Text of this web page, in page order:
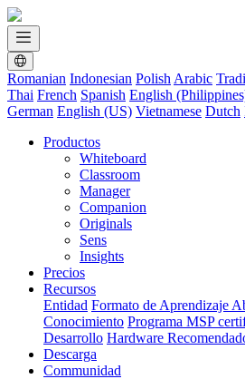
Romanian Indonesian Polish Arabic
Thai French Spanish English
German English (US) Vietnamese Dutch
Productos
Whiteboard
Classroom
Manager
Companion
Originals
Sens
Insights
Precios
Recursos
Entidad Formato de Aprendizaje
Conocimiento Programa MSP
Desarrollo Hardware
Descarga
Communidad